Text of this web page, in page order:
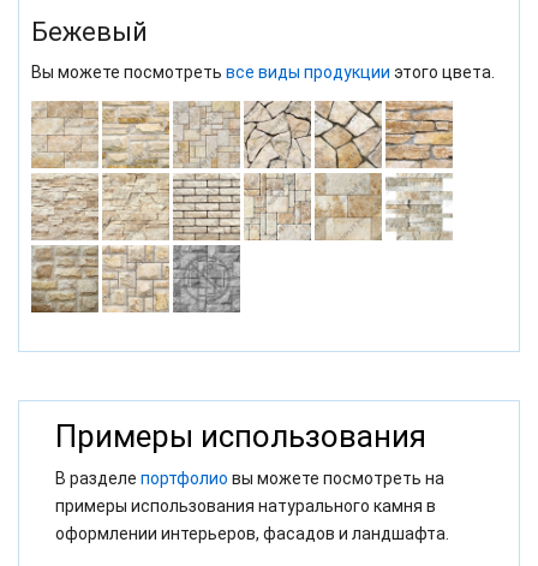
Бежевый
Вы можете посмотреть все виды продукции этого цвета.
Примеры использования
В разделе портфолио вы можете посмотреть на
примеры использования натурального камня в
оформлении интерьеров, фасадов и ландшафта.